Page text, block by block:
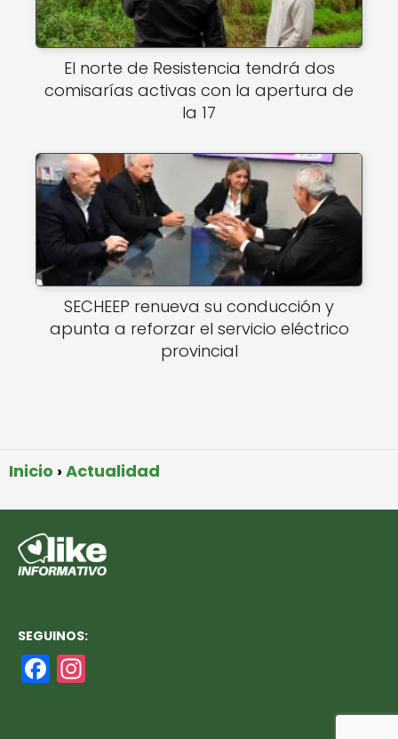
El norte de Resistencia tendrá dos
comisarías activas con la apertura de
la 17
SECHEEP renueva su conducción y
apunta a reforzar el servicio eléctrico
provincial
Inicio Actualidad
SEGUINOS:
F
a